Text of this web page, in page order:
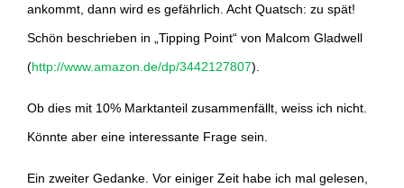
ankommt, dann wird es gefährlich. Acht Quatsch: zu spät!
Schön beschrieben in „Tipping Point“ von Malcom Gladwell
(http://www.amazon.de/dp/3442127807).
Ob dies mit 10% Marktanteil zusammenfällt, weiss ich nicht.
Könnte aber eine interessante Frage sein.
Ein zweiter Gedanke. Vor einiger Zeit habe ich mal gelesen,